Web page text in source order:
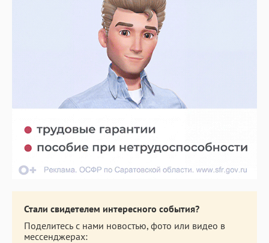
Стали свидетелем интересного события?
Поделитесь с нами новостью, фото или видео в
мессенджерах: